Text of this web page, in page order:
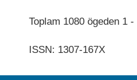
Toplam 1080 ögeden
ISSN: 1307-167X